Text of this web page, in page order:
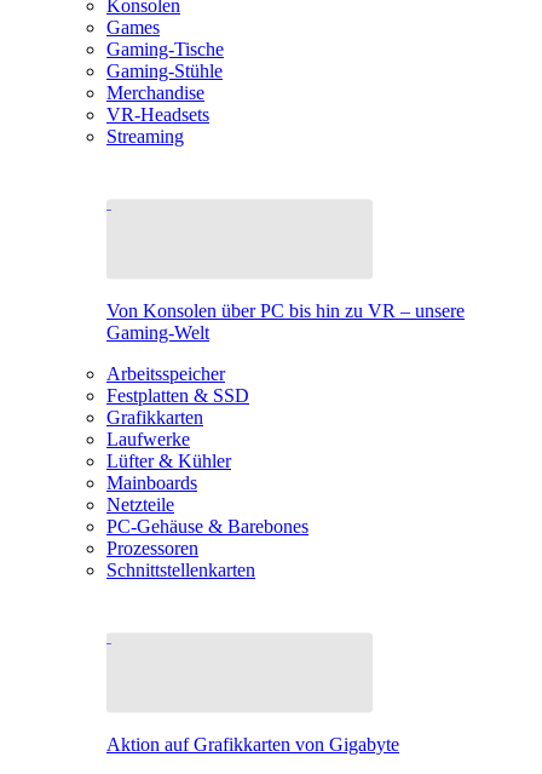
Konsolen
Games
Gaming-Tische
Gaming-Stühle
Merchandise
VR-Headsets
Streaming
Von Konsolen über PC bis hin zu VR – unsere
Gaming-Welt
Arbeitsspeicher
Festplatten & SSD
Grafikkarten
Laufwerke
Lüfter & Kühler
Mainboards
Netzteile
PC-Gehäuse & Barebones
Prozessoren
Schnittstellenkarten
Aktion auf Grafikkarten von Gigabyte